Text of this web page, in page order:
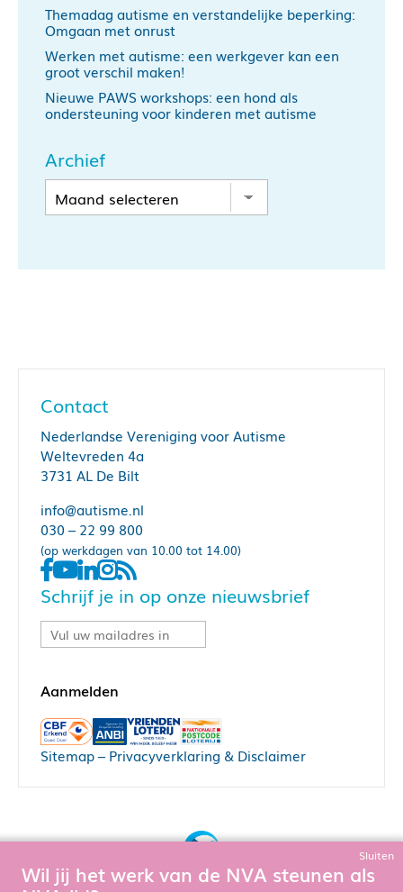
Themadag autisme en verstandelijke beperking:
Omgaan met onrust
Werken met autisme: een werkgever kan een
groot verschil maken!
Nieuwe PAWS workshops: een hond als
ondersteuning voor kinderen met autisme
Archief
Contact
Nederlandse Vereniging voor Autisme
Weltevreden 4a
3731 AL De Bilt
info@autisme.nl
030 – 22 99 800
(op werkdagen van 10.00 tot 14.00)
Schrijf je in op onze nieuwsbrief
Sitemap– Privacyverklaring & Disclaimer
Sluiten
Wil jij het werk van de NVA steunen als